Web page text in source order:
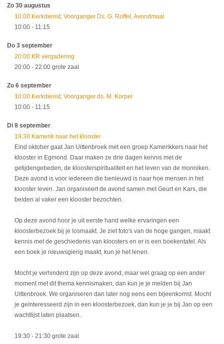
Zo 30 augustus
10:00 Kerkdienst; Voorganger Ds. G. Roffel, Avondmaal
10:00 - 11:15
Do 3 september
20:00 KR vergadering
20:00 - 22:00 grote zaal
Zo 6 september
10:00 Kerkdienst; Voorganger ds. M. Korpel
10:00 - 11:15
Di 8 september
19:30 Kamerik naar het klooster
Eind oktober gaat Jan Uittenbroek met een groep Kamerikkers naar het
klooster in Egmond. Daar maken ze drie dagen kennis met de
getijdengebeden, de kloosterspiritualiteit en het leven van de monniken.
Deze avond is voor iedereen die benieuwd is naar hoe mensen in het
klooster leven. Jan organiseert de avond samen met Geurt en Kars, die
beiden al vaker een klooster bezochten.
Op deze avond hoor je uit eerste hand welke ervaringen een
kloosterbezoek bij je losmaakt. Je ziet foto's van de hoge gangen, maakt
kennis met de geschiedenis van kloosters en er is een boekentafel. Als
een boek je nieuwsgierig maakt, kun je het lenen.
Mocht je verhinderd zijn op deze avond, maar wel graag op een ander
moment met dit thema kennismaken, dan kun je je melden bij Jan
Uittenbroek. We organiseren dan later nog eens een bijeenkomst. Mocht
je geïnteresseerd zijn in een kloosterbezoek, dan kun je je bij Jan op een
wachtlijst laten plaatsen.
19:30 - 21:30 grote zaal